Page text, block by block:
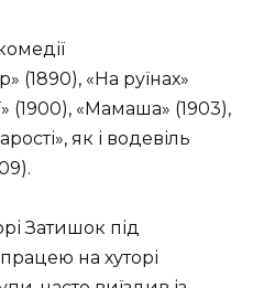
(1890), «На руїнах»
(1900), «Мамаша» (1903),
як і водевіль
Затишок під
на хуторі